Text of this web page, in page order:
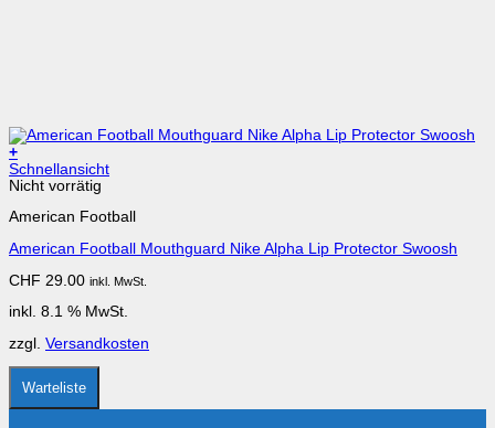
+
Schnellansicht
Nicht vorrätig
American Football
American Football Mouthguard Nike Alpha Lip Protector Swoosh
CHF 29.00 inkl. MwSt.
inkl. 8.1 % MwSt.
zzgl. Versandkosten
Warteliste